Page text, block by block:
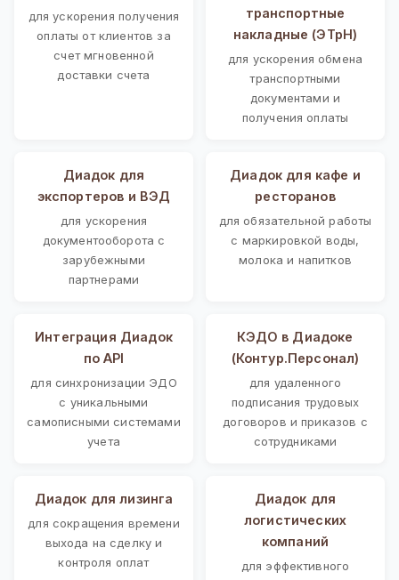
для ускорения получения
оплаты от клиентов за
счет мгновенной
доставки счета
транспортные
накладные (ЭТрН)
для ускорения обмена
транспортными
документами и
получения оплаты
Диадок для
экспортеров и ВЭД
для ускорения
документооборота с
зарубежными
партнерами
Диадок для кафе и
ресторанов
для обязательной работы
с маркировкой воды,
молока и напитков
Интеграция Диадок
по API
для синхронизации ЭДО
с уникальными
самописными системами
учета
КЭДО в Диадоке
(Контур.Персонал)
для удаленного
подписания трудовых
договоров и приказов с
сотрудниками
Диадок для лизинга
для сокращения времени
выхода на сделку и
контроля оплат
Диадок для
логистических
компаний
для эффективного